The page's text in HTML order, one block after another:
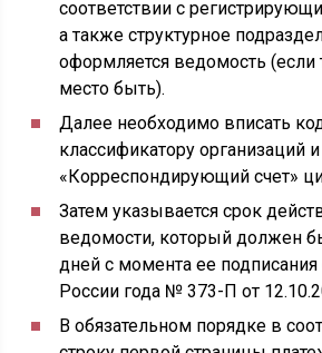
соответствии с
а также структурное
оформляется ведомость (если
место быть).
Далее необходимо вписать
классификатору организаций
«Корреспондирующий счет»
Затем указывается срок
ведомости, который должен
дней с момента ее
России года № 373-П от
В обязательном порядке в